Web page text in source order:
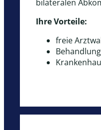
bilateralen
Ihre Vorteile:
freie